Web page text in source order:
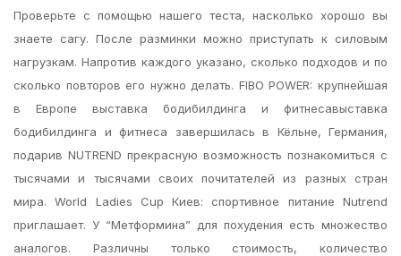
Проверьте с помощью нашего теста, насколько хорошо вы
знаете сагу. После разминки можно приступать к силовым
нагрузкам. Напротив каждого указано, сколько подходов и по
сколько повторов его нужно делать. FIBO POWER: крупнейшая
в Европе выставка бодибилдинга и фитнесавыставка
бодибилдинга и фитнеса завершилась в Кёльне, Германия,
подарив NUTREND прекрасную возможность познакомиться с
тысячами и тысячами своих почитателей из разных стран
мира. World Ladies Cup Киев: спортивное питание Nutrend
приглашает. У “Метформина” для похудения есть множество
аналогов. Различны только стоимость, количество